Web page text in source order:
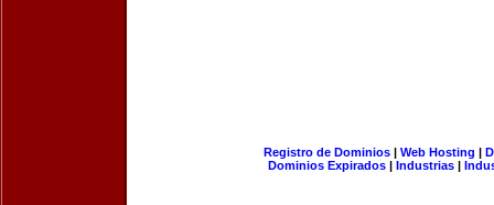
Registro de Dominios| Web Hosting |
Dominios Expirados | Industrias |